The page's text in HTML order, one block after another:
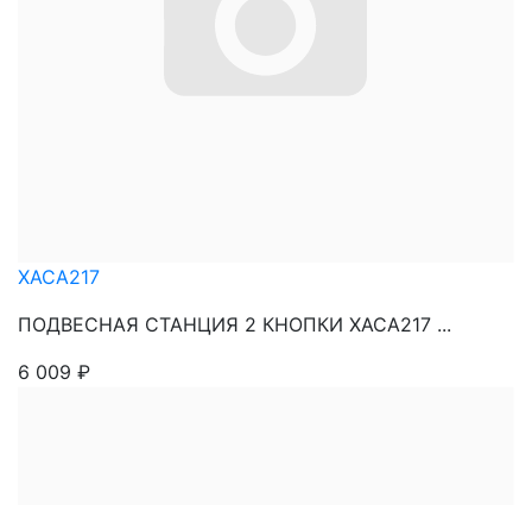
XACA217
ПОДВЕСНАЯ СТАНЦИЯ 2 КНОПКИ XACA217 ...
6 009 ₽